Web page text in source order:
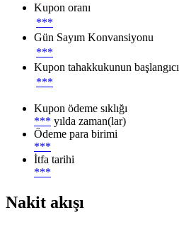
Kupon oranı
***
Gün Sayım Konvansiyonu
***
Kupon tahakkukunun başlangıcı
***
Kupon ödeme sıklığı
*** yılda zaman(lar)
Ödeme para birimi
***
İtfa tarihi
***
Nakit akışı